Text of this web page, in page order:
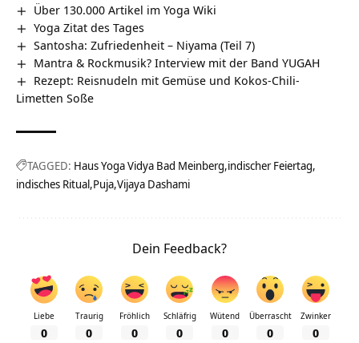
Über 130.000 Artikel im Yoga Wiki
Yoga Zitat des Tages
Santosha: Zufriedenheit – Niyama (Teil 7)
Mantra & Rockmusik? Interview mit der Band YUGAH
Rezept: Reisnudeln mit Gemüse und Kokos-Chili-
Limetten Soße
TAGGED: Haus Yoga Vidya Bad Meinberg indischer Feiertag
indisches Ritual Puja Vijaya Dashami
Dein Feedback?
Liebe
0
Traurig
0
Fröhlich
0
Schläfrig
0
Wütend
0
Überrascht
0
Zwinker
0